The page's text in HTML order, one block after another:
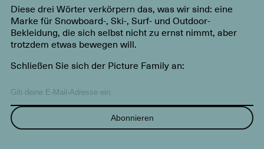
Diese drei Wörter verkörpern das, was wir sind: eine
Marke für Snowboard-, Ski-, Surf- und Outdoor-
Bekleidung, die sich selbst nicht zu ernst nimmt, aber
trotzdem etwas bewegen will.
Schließen Sie sich der Picture Family an:
Abonnieren